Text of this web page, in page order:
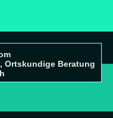
Ortskundige Beratung